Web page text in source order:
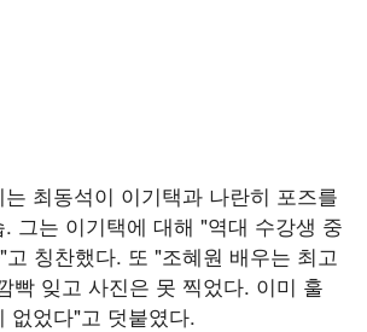
최동석이 이기택과 나란히 포즈를
그는 이기택에 대해 "역대 수강생 중
칭찬했다. 또 "조혜원 배우는 최고
빡 잊고 사진은 못 찍었다. 이미 훌
없었다"고 덧붙였다.